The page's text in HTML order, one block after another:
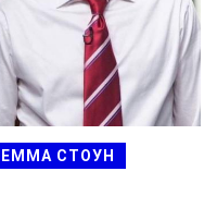
ЕММА СТОУН